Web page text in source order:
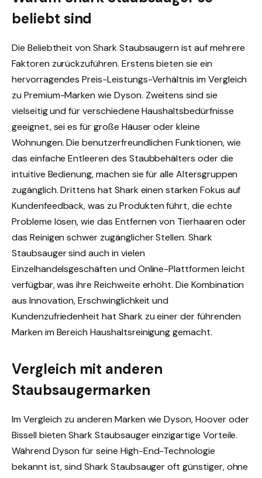
beliebt sind
Die Beliebtheit von Shark Staubsaugern ist auf mehrere
Faktoren zurückzuführen. Erstens bieten sie ein
hervorragendes Preis-Leistungs-Verhältnis im Vergleich
zu Premium-Marken wie Dyson. Zweitens sind sie
vielseitig und für verschiedene Haushaltsbedürfnisse
geeignet, sei es für große Häuser oder kleine
Wohnungen. Die benutzerfreundlichen Funktionen, wie
das einfache Entleeren des Staubbehälters oder die
intuitive Bedienung, machen sie für alle Altersgruppen
zugänglich. Drittens hat Shark einen starken Fokus auf
Kundenfeedback, was zu Produkten führt, die echte
Probleme lösen, wie das Entfernen von Tierhaaren oder
das Reinigen schwer zugänglicher Stellen. Shark
Staubsauger sind auch in vielen
Einzelhandelsgeschäften und Online-Plattformen leicht
verfügbar, was ihre Reichweite erhöht. Die Kombination
aus Innovation, Erschwinglichkeit und
Kundenzufriedenheit hat Shark zu einer der führenden
Marken im Bereich Haushaltsreinigung gemacht.
Vergleich mit anderen
Staubsaugermarken
Im Vergleich zu anderen Marken wie Dyson, Hoover oder
Bissell bieten Shark Staubsauger einzigartige Vorteile.
Während Dyson für seine High-End-Technologie
bekannt ist, sind Shark Staubsauger oft günstiger, ohne